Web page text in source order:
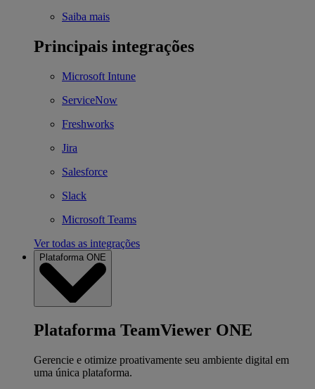
Saiba mais
Principais integrações
Microsoft Intune
ServiceNow
Freshworks
Jira
Salesforce
Slack
Microsoft Teams
Ver todas as integrações
Plataforma ONE
Plataforma TeamViewer ONE
Gerencie e otimize proativamente seu ambiente digital em
uma única plataforma.